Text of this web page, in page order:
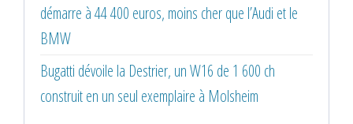
démarre à 44 400 euros, moins cher que l’Audi et le
BMW
Bugatti dévoile la Destrier, un W16 de 1 600 ch
construit en un seul exemplaire à Molsheim